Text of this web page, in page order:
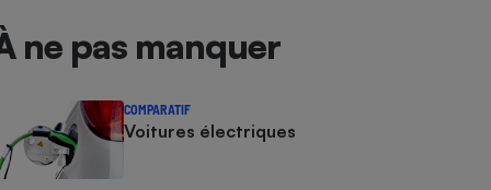
ne pas manquer
COMPARATIF
Voitures électriques